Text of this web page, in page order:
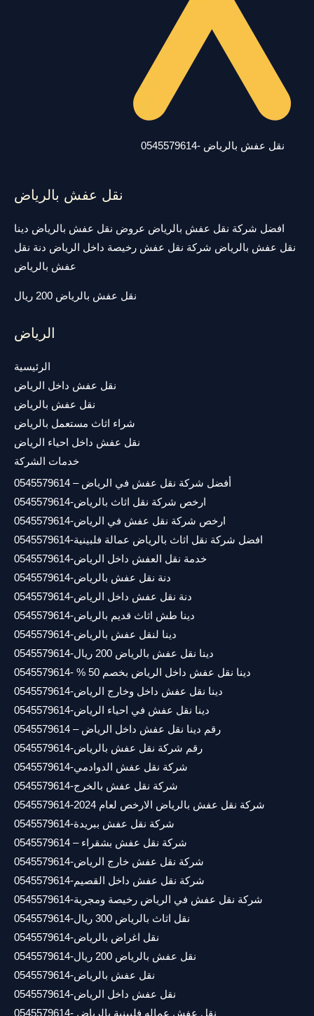
نقل عفش بالرياض -0545579614
نقل عفش بالرياض
افضل شركة نقل عفش بالرياض عروض نقل عفش بالرياض دينا
نقل عفش بالرياض شركة نقل عفش رخيصة داخل الرياض دنة نقل
عفش بالرياض
نقل عفش بالرياض 200 ريال
الرياض
الرئيسية
نقل عفش داخل الرياض
نقل عفش بالرياض
شراء اثاث مستعمل بالرياض
نقل عفش داخل احياء الرياض
خدمات الشركة
أفضل شركة نقل عفش في الرياض – 0545579614
ارخص شركة نقل اثاث بالرياض-0545579614
ارخص شركة نقل عفش في الرياض-0545579614
افضل شركة نقل اثاث بالرياض عمالة فلبينية-0545579614
خدمة نقل العفش داخل الرياض-0545579614
دنة نقل عفش بالرياض-0545579614
دنة نقل عفش داخل الرياض-0545579614
دينا طش اثاث قديم بالرياض-0545579614
دينا لنقل عفش بالرياض-0545579614
دينا نقل عفش بالرياض 200 ريال-0545579614
دينا نقل عفش داخل الرياض بخصم 50 % -0545579614
دينا نقل عفش داخل وخارج الرياض-0545579614
دينا نقل عفش في احياء الرياض-0545579614
رقم دينا نقل عفش داخل الرياض – 0545579614
رقم شركة نقل عفش بالرياض-0545579614
شركة نقل عفش الدوادمي-0545579614
شركة نقل عفش بالخرج-0545579614
شركة نقل عفش بالرياض الارخص لعام 2024-0545579614
شركة نقل عفش ببريدة-0545579614
شركة نقل عفش بشقراء – 0545579614
شركة نقل عفش خارج الرياض-0545579614
شركة نقل عفش داخل القصيم-0545579614
شركة نقل عفش في الرياض رخيصة ومجربة-0545579614
نقل اثاث بالرياض 300 ريال-0545579614
نقل اغراض بالرياض-0545579614
نقل عفش بالرياض 200 ريال-0545579614
نقل عفش بالرياض-0545579614
نقل عفش داخل الرياض-0545579614
نقل عفش عماله فلبينية بالرياض -0545579614